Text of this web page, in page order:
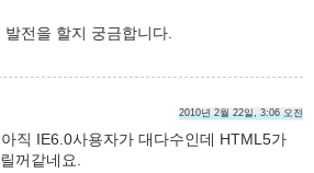
전을 할지 궁금합니다.
2010년 2월 22일, 3:06 오전
직 IE6.0사용자가 대다수인데 HTML5가
꺼같네요.